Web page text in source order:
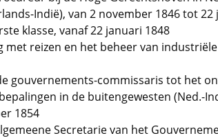
Indië), van 2 november 1846 tot 22
klasse, vanaf 22 januari 1848
met reizen en het beheer van
gouvernements-commissaris tot het
in de buitengewesten (Ned.-
1854
Secretarie van het